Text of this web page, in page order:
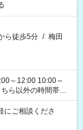
ら徒歩5分 / 梅田
ご相談くださ